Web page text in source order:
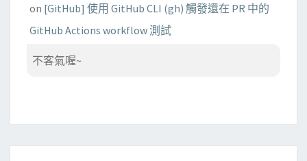
on [GitHub] 使用 GitHub CLI (gh) 觸發還在 PR 中的
GitHub Actions workflow 測試
不客氣喔~